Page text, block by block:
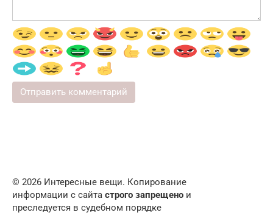
© 2026 Интересные вещи. Копирование
информации с сайта строго запрещено и
преследуется в судебном порядке